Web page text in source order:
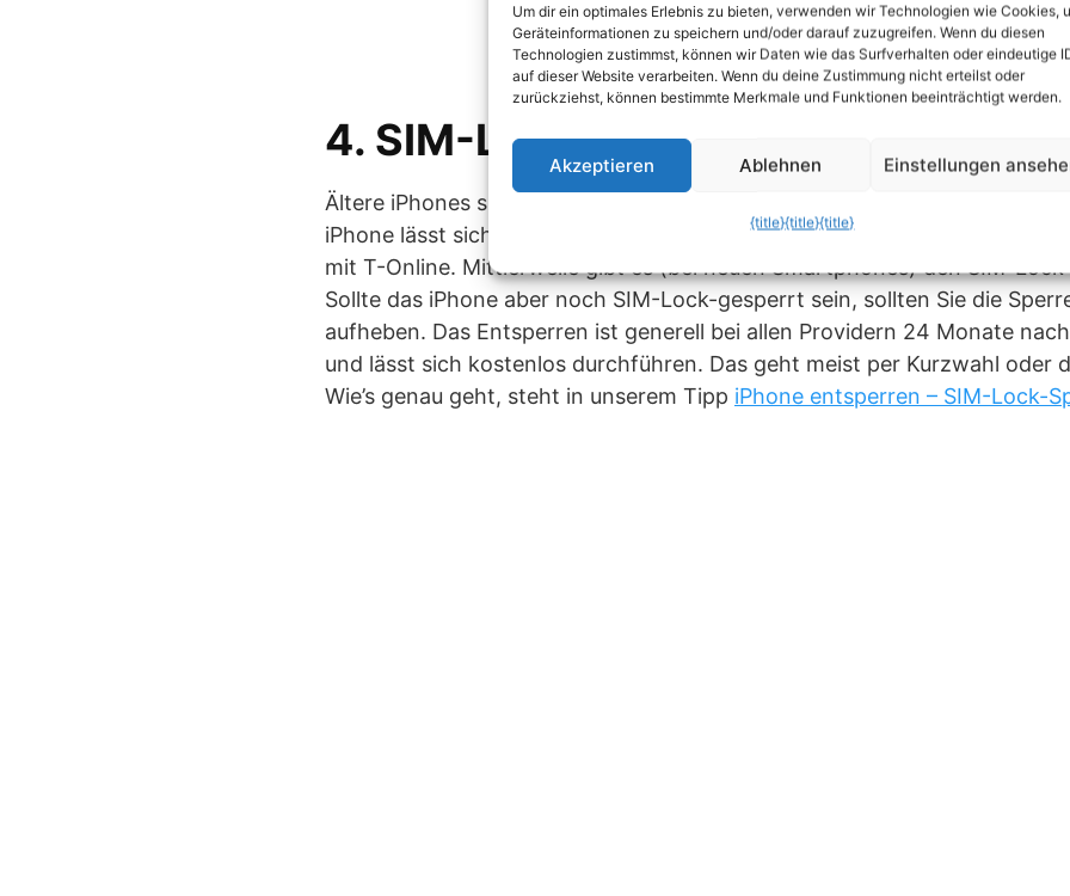
4. SIM-Lock-Sperre entfernen
Ältere iPhones sind mitunter noch mit einer SIM-Lock-Sperre versehen.
iPhone lässt sich nur mit einer SIM-Karte eines bestimmten Providers
mit T-Online. Mittlerweile gibt es (bei neuen Smartphones) den SIM-
Sollte das iPhone aber noch SIM-Lock-gesperrt sein, sollten Sie die
aufheben. Das Entsperren ist generell bei allen Providern 24 Monate
und lässt sich kostenlos durchführen. Das geht meist per Kurzwahl oder
Wie’s genau geht, steht in unserem Tipp iPhone entsperren – SIM-Lock-
Um dir ein optimales Erlebnis zu bieten, verwenden wir Technologien wie Cookies,
Geräteinformationen zu speichern und/oder darauf zuzugreifen. Wenn du diesen
Technologien zustimmst, können wir Daten wie das Surfverhalten oder eindeutige
auf dieser Website verarbeiten. Wenn du deine Zustimmung nicht erteilst oder
zurückziehst, können bestimmte Merkmale und Funktionen beeinträchtigt werden.
Akzeptieren Ablehnen Einstellungen
{title}{title}{title}